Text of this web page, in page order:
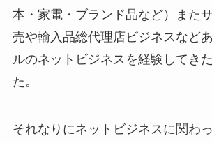
本・家電・ブランド品など）また
売や輸入品総代理店ビジネスなど
ルのネットビジネスを経験してき
た。
それなりにネットビジネスに関わ